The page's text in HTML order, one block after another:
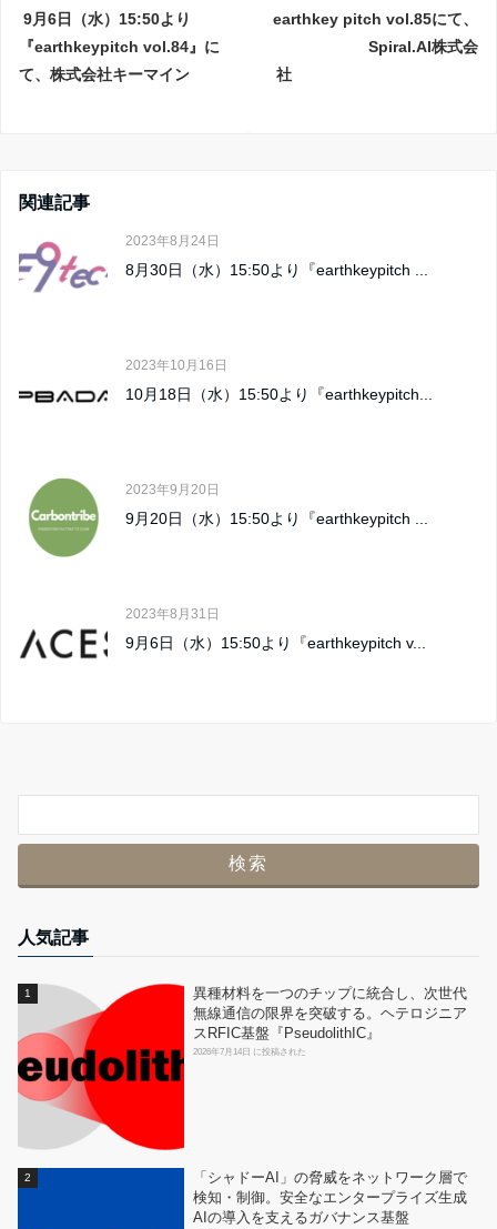
9月6日（水）15:50より
『earthkeypitch vol.84』に
て、株式会社キーマイン
earthkey pitch vol.85にて、
Spiral.AI株式会
社
関連記事
2023年8月24日
8月30日（水）15:50より『earthkeypitch ...
2023年10月16日
10月18日（水）15:50より『earthkeypitch...
2023年9月20日
9月20日（水）15:50より『earthkeypitch ...
2023年8月31日
9月6日（水）15:50より『earthkeypitch v...
人気記事
異種材料を一つのチップに統合し、次世代
無線通信の限界を突破する。ヘテロジニア
スRFIC基盤『PseudolithIC』
2026年7月14日 に投稿された
「シャドーAI」の脅威をネットワーク層で
検知・制御。安全なエンタープライズ生成
AIの導入を支えるガバナンス基盤